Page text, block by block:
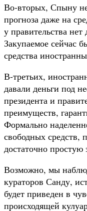
Во-вторых, Спыну не
прогноза даже на
у правительства нет
Закупаемое сейчас
средства
В-третьих,
давали деньги под
президента и
преимуществ,
Формально
свободных средств,
достаточно простую
Возможно, мы
кураторов Санду,
будет приведен в
происходящей